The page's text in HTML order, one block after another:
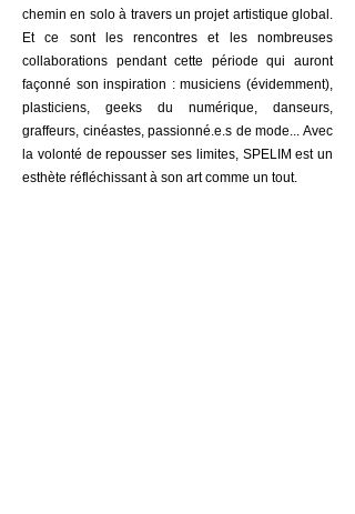
chemin en solo à travers un projet artistique global.
Et ce sont les rencontres et les nombreuses
collaborations pendant cette période qui auront
façonné son inspiration : musiciens (évidemment),
plasticiens, geeks du numérique, danseurs,
graffeurs, cinéastes, passionné.e.s de mode... Avec
la volonté de repousser ses limites, SPELIM est un
esthète réfléchissant à son art comme un tout.